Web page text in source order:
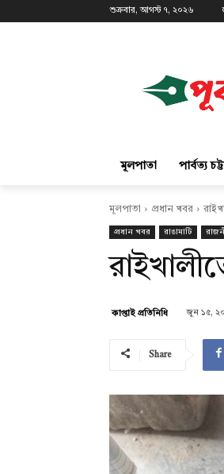
শুক্রবার, আগস্ট ৭, ২০২৬
মূলপাতা পার্বত্য
মূলপাতা প্রধান খবর
প্রধান খবর রাঙামাটি
কাপ্তাই প্রতিনিধি জুন ১৫,
Share